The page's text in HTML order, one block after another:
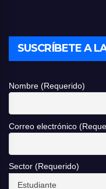
SUSCRÍBETE A
Nombre (Requerido)
Correo electrónico
Sector (Requerido)